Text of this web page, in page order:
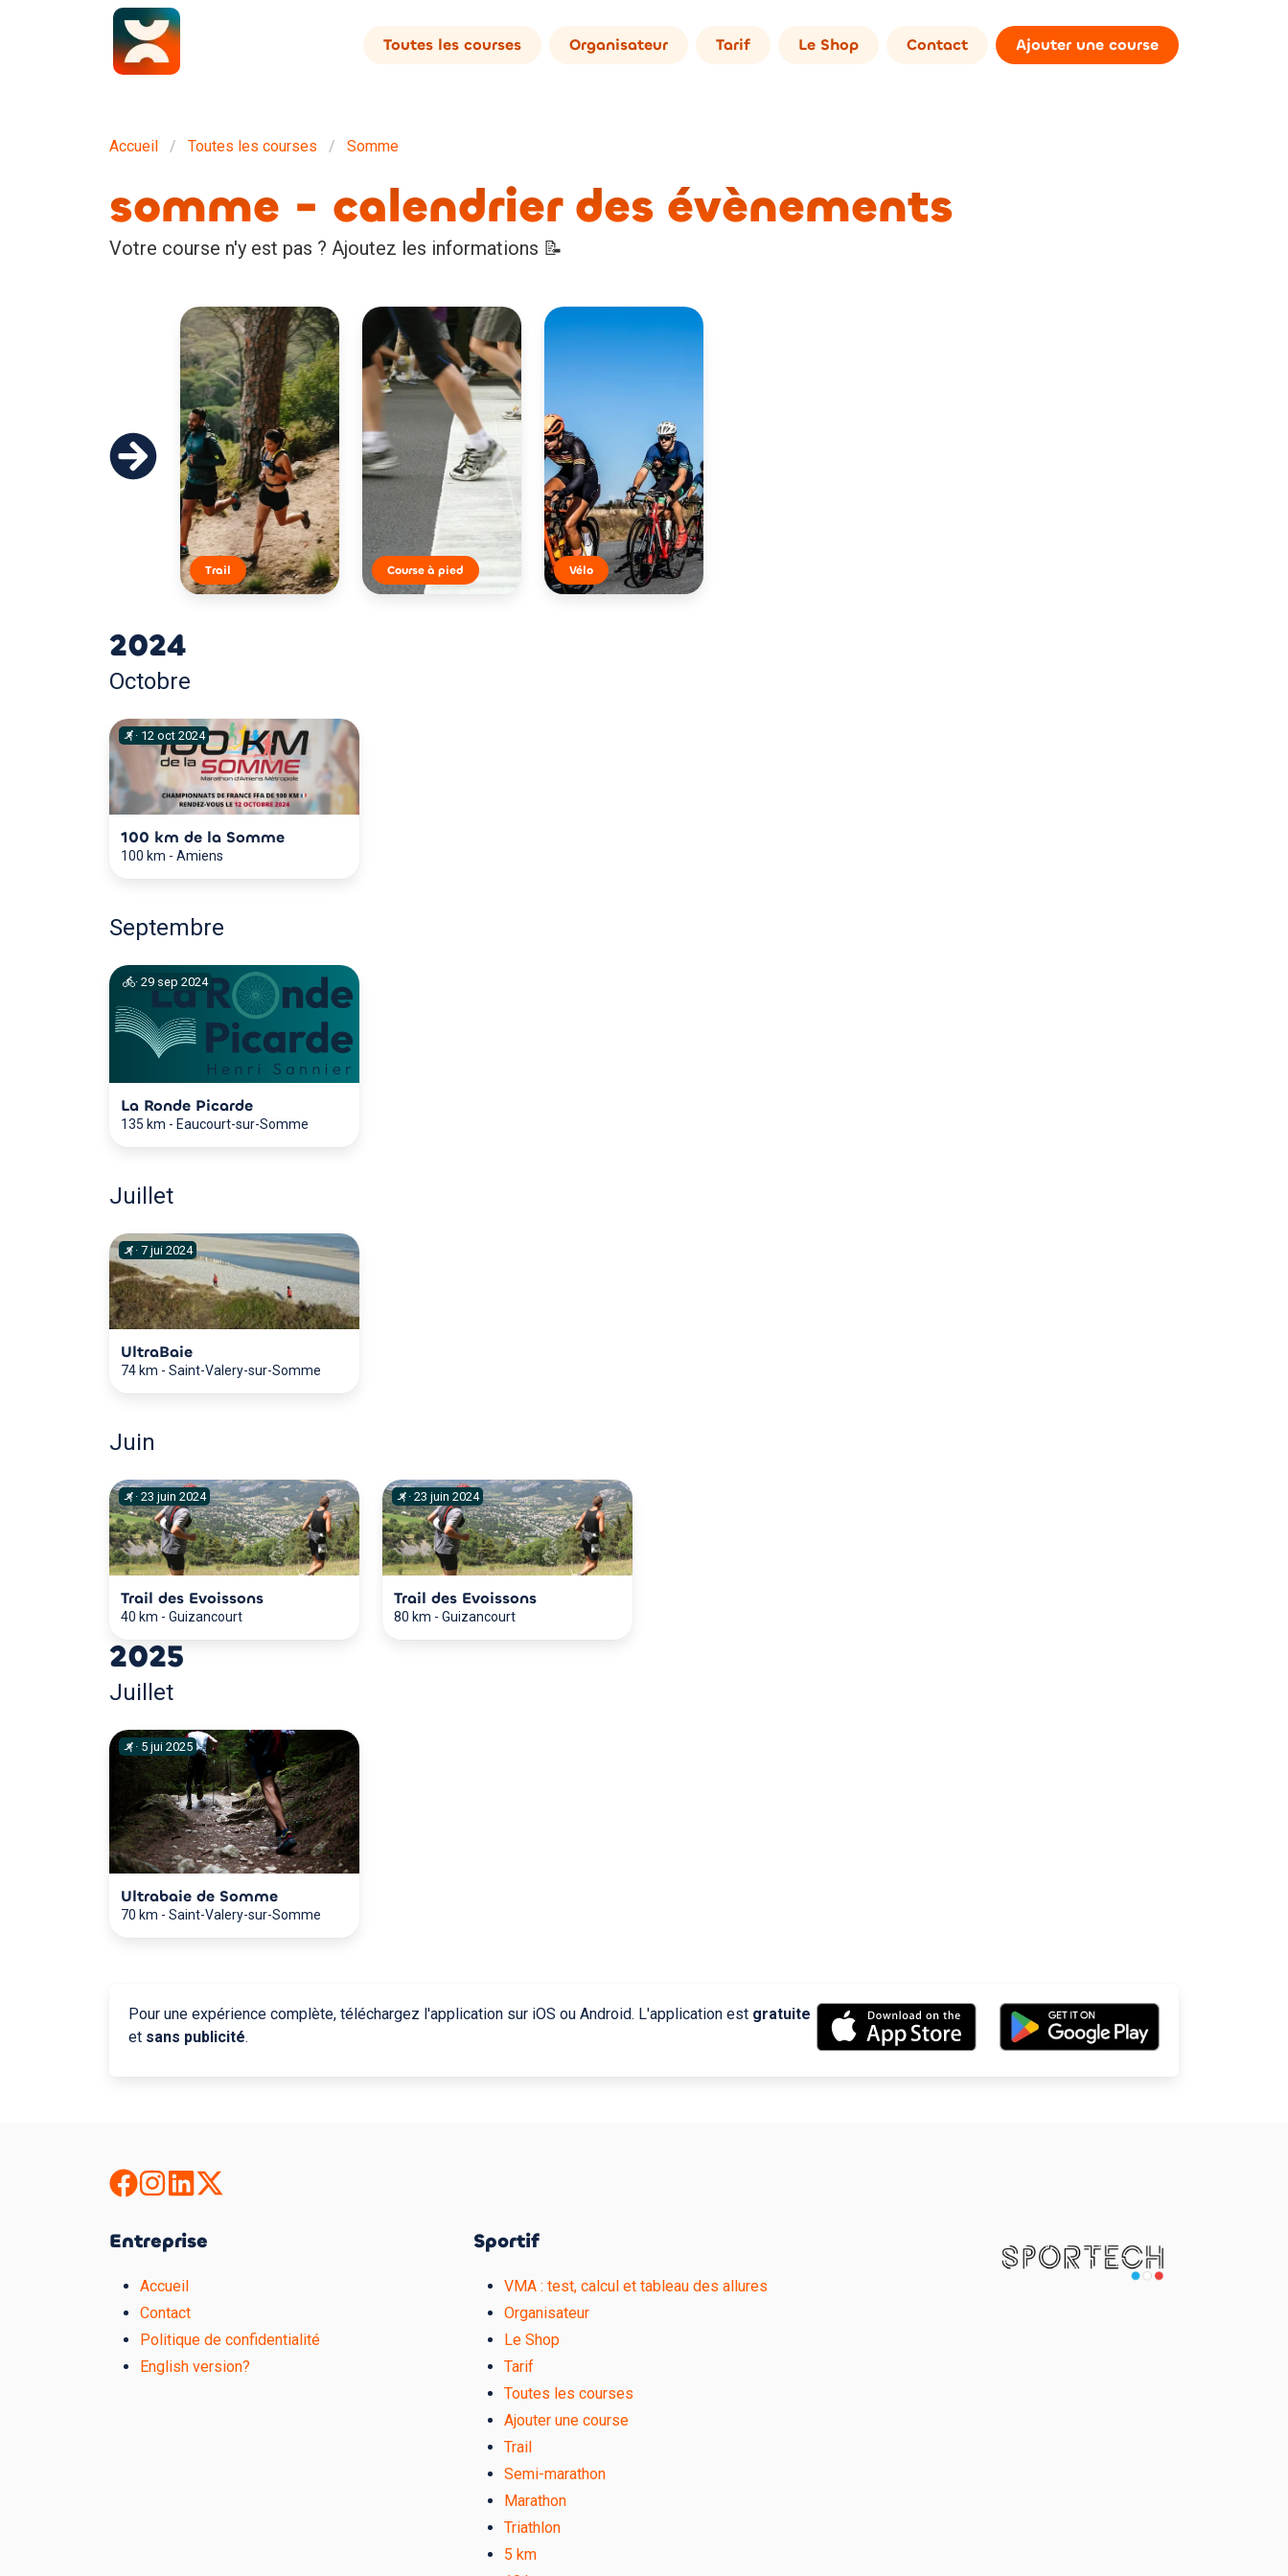
Toutes les courses Organisateur Tarif Le Shop Contact Ajouter une course
Accueil Toutes les courses Somme
somme - calendrier des évènements
Votre course n'y est pas ? Ajoutez les informations 📝
Trail Course à pied Vélo
2024
Octobre
· 12 oct 2024
100 km de la Somme
100 km - Amiens
Septembre
· 29 sep 2024
La Ronde Picarde
135 km - Eaucourt-sur-Somme
Juillet
· 7 jui 2024
UltraBaie
74 km - Saint-Valery-sur-Somme
Juin
· 23 juin 2024
Trail des Evoissons
40 km - Guizancourt
· 23 juin 2024
Trail des Evoissons
80 km - Guizancourt
2025
Juillet
· 5 jui 2025
Ultrabaie de Somme
70 km - Saint-Valery-sur-Somme
Pour une expérience complète, téléchargez l'application sur iOS ou Android. L'application est gratuite
et sans publicité.
Entreprise
Accueil
Contact
Politique de confidentialité
English version?
Sportif
VMA : test, calcul et tableau des allures
Organisateur
Le Shop
Tarif
Toutes les courses
Ajouter une course
Trail
Semi-marathon
Marathon
Triathlon
5 km